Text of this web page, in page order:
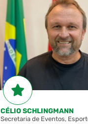
CÉLIO SCHLINGMANN
Secretaria de Eventos,